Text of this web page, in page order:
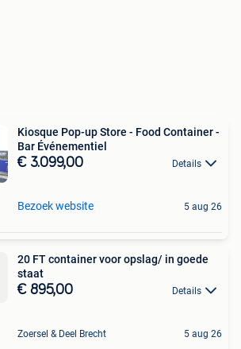
Kiosque Pop-up Store - Food Container -
Bar Événementiel
€ 3.099,00 Details
Bezoek website 5 aug 26
20 FT container voor opslag/ in goede
staat
€ 895,00 Details
Zoersel & Deel Brecht 5 aug 26